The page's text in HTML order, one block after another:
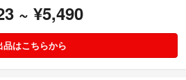
~ ¥5,490
品はこちらから